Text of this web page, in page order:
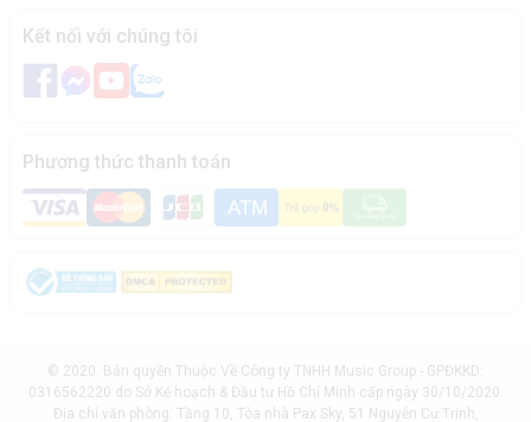
Kết nối với chúng tôi
Phương thức thanh toán
© 2020. Bản quyền Thuộc Về Công ty TNHH Music Group - GPĐKKD:
0316562220 do Sở Kế hoạch & Đầu tư Hồ Chí Minh cấp ngày 30/10/2020.
Địa chỉ văn phòng: Tầng 10, Tòa nhà Pax Sky, 51 Nguyễn Cư Trinh,